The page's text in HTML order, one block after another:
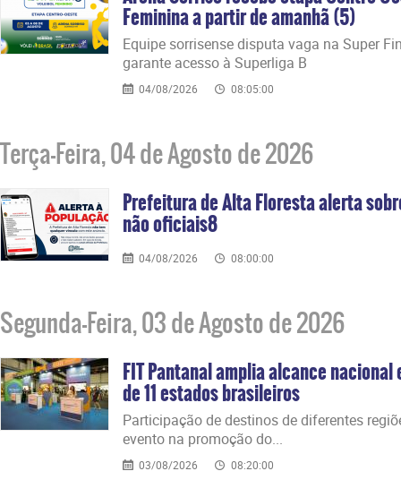
Feminina a partir de amanhã (5)
​Equipe sorrisense disputa vaga na Super
garante acesso à Superliga B
04/08/2026 08:05:00
Terça-Feira, 04 de Agosto de 2026
Prefeitura de Alta Floresta alerta
não oficiais8
04/08/2026 08:00:00
Segunda-Feira, 03 de Agosto de 2026
FIT Pantanal amplia alcance
de 11 estados brasileiros
​Participação de destinos de diferentes
evento na promoção do...
03/08/2026 08:20:00